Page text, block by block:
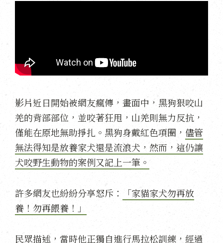
影片近日開始被網友瘋傳，畫面中，黑狗狠咬山
羌的背部部位，並咬著狂甩，山羌則無力反抗，
僅能在原地無助掙扎。黑狗身戴紅色項圈， 儘管
無法得知是放養家犬還是流浪犬，然而，這仍讓
犬咬野生動物的案例又記上一筆。
許多網友也紛紛分享怒斥：
「家貓家犬勿再放
養！勿再餵養！」
民眾描述，當時他正獨自進行馬拉松訓練，經過